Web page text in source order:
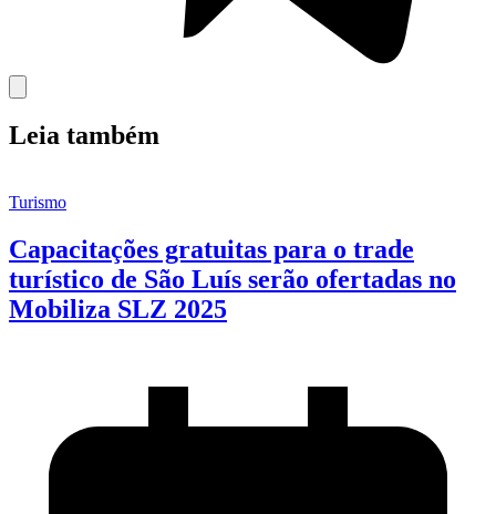
Leia também
Turismo
Capacitações gratuitas para o trade
turístico de São Luís serão ofertadas no
Mobiliza SLZ 2025